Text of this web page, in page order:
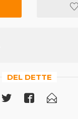
DEL DETTE